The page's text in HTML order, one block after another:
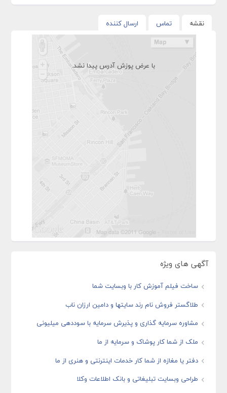
نقشه تماس ارسال کننده
با عرض پوزش آدرس پیدا نشد.
آگهی های ویژه
ساخت فیلم آموزش کار با وبسایت شما
طلاگستر فروش نام رند سایتها و دامین ارزان ناب
مشاوره سرمایه گذاری و پذیرش سرمایه با سوددهی میلیونی
ملک از شما کار پوشاک و سرمایه از ما
دفتر یا مغازه از شما کار خدمات اینترنتی و هنری از ما
طراحی وبسایت تبلیغاتی و بانک اطلاعات وکلا